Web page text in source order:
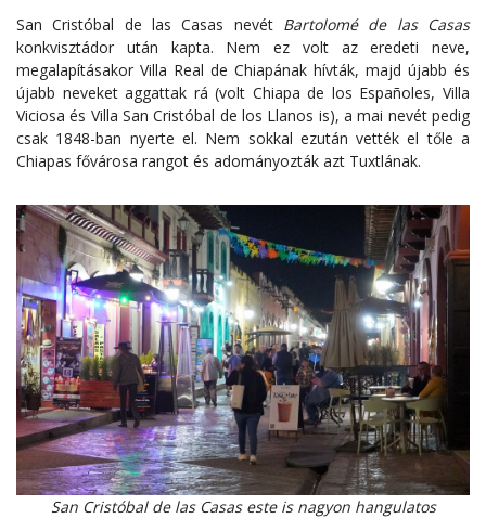
San Cristóbal de las Casas nevét Bartolomé de las Casas
konkvisztádor után kapta. Nem ez volt az eredeti neve,
megalapításakor Villa Real de Chiapának hívták, majd újabb és
újabb neveket aggattak rá (volt Chiapa de los Españoles, Villa
Viciosa és Villa San Cristóbal de los Llanos is), a mai nevét pedig
csak 1848-ban nyerte el. Nem sokkal ezután vették el tőle a
Chiapas fővárosa rangot és adományozták azt Tuxtlának.
San Cristóbal de las Casas este is nagyon hangulatos